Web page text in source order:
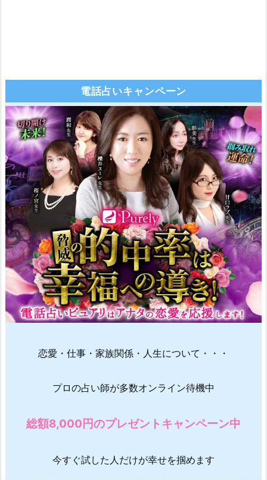
電話占いキャンペーン
恋愛・仕事・家族関係・人生について・・・
プロの占い師が多数オンライン待機中
総額8,000円のプレゼントキャンペーン中
今すぐ試した人だけが幸せを掴めます